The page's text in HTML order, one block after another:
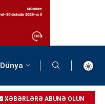
Dünya
XƏBƏRLƏRƏ ABUNƏ OLUN